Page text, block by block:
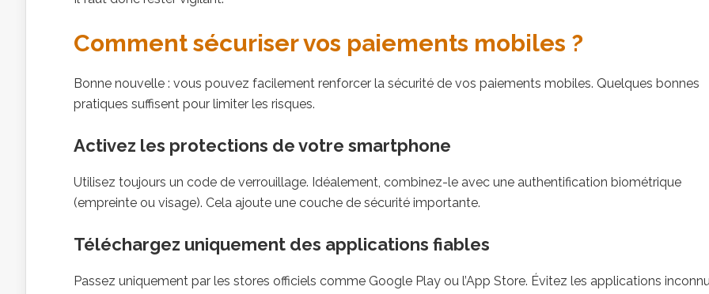
Comment sécuriser vos paiements mobiles ?
Bonne nouvelle : vous pouvez facilement renforcer la sécurité de vos paiements mobiles. Quelques bonnes
pratiques suffisent pour limiter les risques.
Activez les protections de votre smartphone
Utilisez toujours un code de verrouillage. Idéalement, combinez-le avec une authentification biométrique
(empreinte ou visage). Cela ajoute une couche de sécurité importante.
Téléchargez uniquement des applications fiables
Passez uniquement par les stores officiels comme Google Play ou l’App Store. Évitez les applications